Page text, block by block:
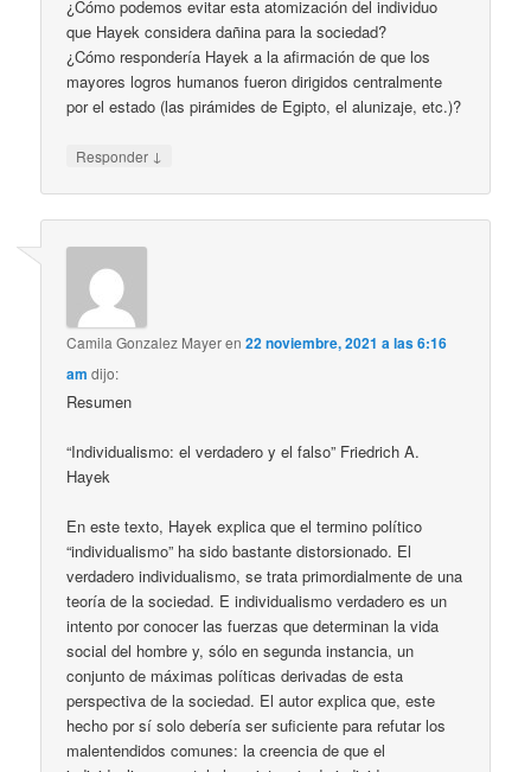
¿Cómo podemos evitar esta atomización del individuo
que Hayek considera dañina para la sociedad?
¿Cómo respondería Hayek a la afirmación de que los
mayores logros humanos fueron dirigidos centralmente
por el estado (las pirámides de Egipto, el alunizaje, etc.)?
Responder ↓
Camila Gonzalez Mayeren22 noviembre, 2021 a las 6:16
am dijo:
Resumen
“Individualismo: el verdadero y el falso” Friedrich A.
Hayek
En este texto, Hayek explica que el termino político
“individualismo” ha sido bastante distorsionado. El
verdadero individualismo, se trata primordialmente de una
teoría de la sociedad. E individualismo verdadero es un
intento por conocer las fuerzas que determinan la vida
social del hombre y, sólo en segunda instancia, un
conjunto de máximas políticas derivadas de esta
perspectiva de la sociedad. El autor explica que, este
hecho por sí solo debería ser suficiente para refutar los
malentendidos comunes: la creencia de que el